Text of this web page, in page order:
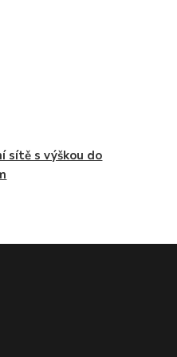
sítě s výškou do